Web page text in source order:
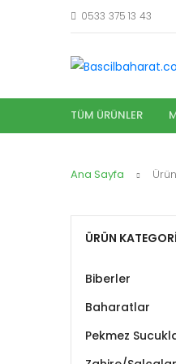
0533 375 13 43
TÜM ÜRÜNLER
Ana Sayfa
ÜRÜN
Biberler
Baharatlar
Pekmez